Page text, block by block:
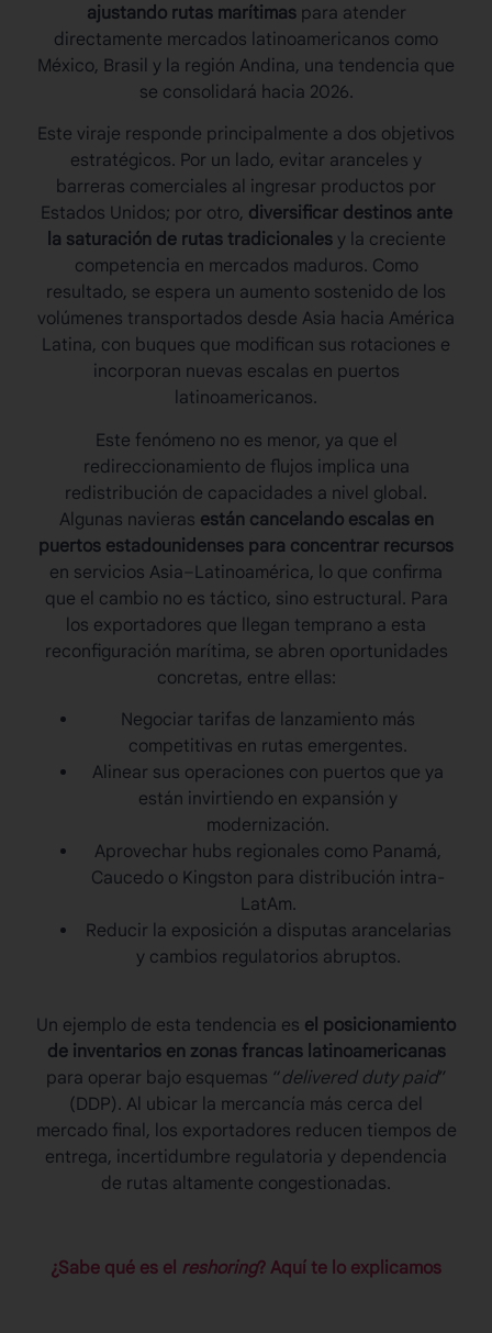
ajustando rutas marítimaspara atender
directamente mercados latinoamericanos como
México, Brasil y la región Andina, una tendencia que
se consolidará hacia 2026.
Este viraje responde principalmente a dos objetivos
estratégicos. Por un lado, evitar aranceles y
barreras comerciales al ingresar productos por
Estados Unidos; por otro, diversificar destinos ante
la saturación de rutas tradicionalesy la creciente
competencia en mercados maduros. Como
resultado, se espera un aumento sostenido de los
volúmenes transportados desde Asia hacia América
Latina, con buques que modifican sus rotaciones e
incorporan nuevas escalas en puertos
latinoamericanos.
Este fenómeno no es menor, ya que el
redireccionamiento de flujos implica una
redistribución de capacidades a nivel global.
Algunas navieras están cancelando escalas en
puertos estadounidenses para concentrar recursos
en servicios Asia–Latinoamérica, lo que confirma
que el cambio no es táctico, sino estructural. Para
los exportadores que llegan temprano a esta
reconfiguración marítima, se abren oportunidades
concretas, entre ellas:
Negociar tarifas de lanzamiento más
competitivas en rutas emergentes.
Alinear sus operaciones con puertos que ya
están invirtiendo en expansión y
modernización.
Aprovechar hubs regionales como Panamá,
Caucedo o Kingston para distribución intra-
LatAm.
Reducir la exposición a disputas arancelarias
y cambios regulatorios abruptos.
Un ejemplo de esta tendencia es el posicionamiento
de inventarios en zonas francas latinoamericanas
para operar bajo esquemas “delivered duty paid”
(DDP). Al ubicar la mercancía más cerca del
mercado final, los exportadores reducen tiempos de
entrega, incertidumbre regulatoria y dependencia
de rutas altamente congestionadas.
¿Sabe qué es el reshoring? Aquí te lo explicamos